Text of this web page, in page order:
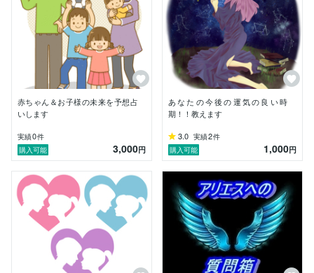
赤ちゃん＆お子様の未来を予想占
いします
実績0件
購入可能
3,000円
あなたの今後の運気の良い時
期！！教えます
3.0 実績2件
購入可能
1,000円